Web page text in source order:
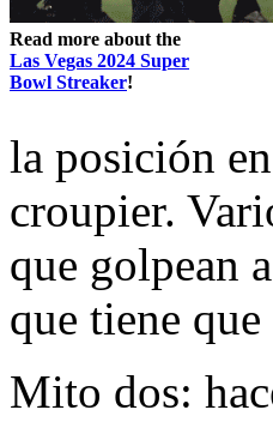
Read more about the
Las Vegas 2024 Super
Bowl Streaker!
la posición
croupier.
que golpean
que tiene
Mito dos: